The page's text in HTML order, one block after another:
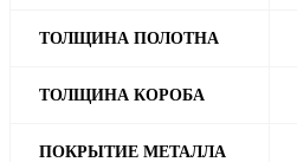
ТОЛЩИНА ПОЛОТНА
ТОЛЩИНА КОРОБА
ПОКРЫТИЕ МЕТАЛЛА